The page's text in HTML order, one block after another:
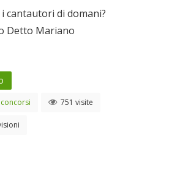
cantautori di domani?
Detto Mariano
751 visite